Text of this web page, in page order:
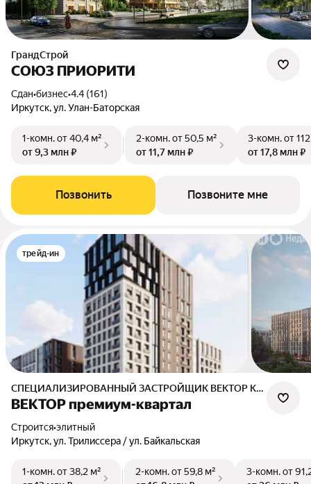
ГрандСтрой
СОЮЗ ПРИОРИТИ
Сдан•бизнес•4.4 (161)
Иркутск, ул. Улан-Баторская
1-комн.от 40,4 м²
от 9,3 млн ₽
2-комн.от 50,5 м²
от 11,7 млн ₽
3-комн.от
от 17,8 млн ₽
Позвонить Позвоните мне
трейд-ин
СПЕЦИАЛИЗИРОВАННЫЙ ЗАСТРОЙЩИК ВЕКТОР КВАРТАЛ
ВЕКТОР премиум-квартал
Строится•элитный
Иркутск, ул. Трилиссера / ул. Байкальская
1-комн.от 38,2 м²
2-комн.от 59,8 м²
3-комн.от